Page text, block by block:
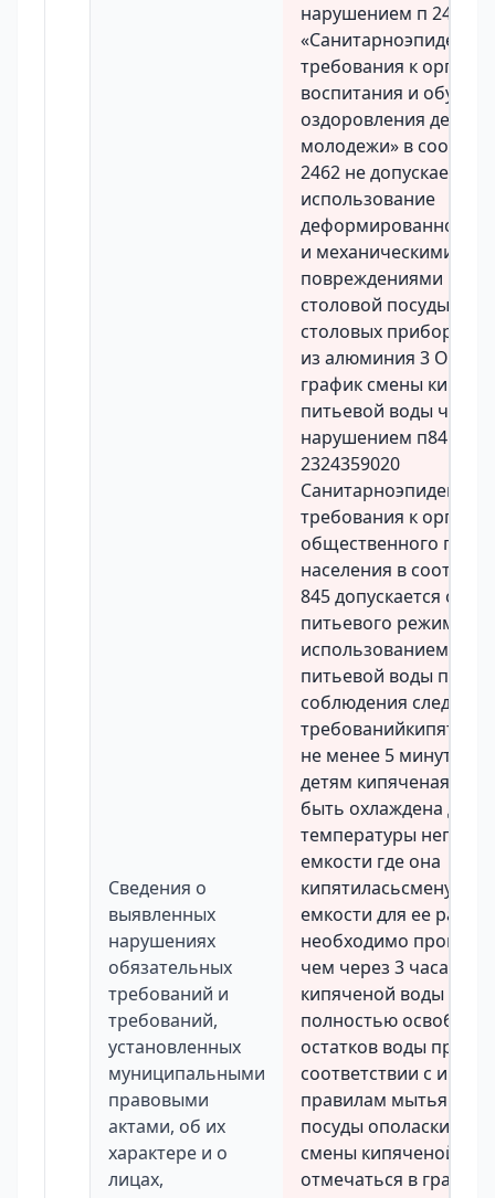
Сведения о
выявленных
нарушениях
обязательных
требований и
требований,
установленных
муниципальными
правовыми
актами, об их
характере и о
лицах,
нарушением п 2462
требования к
воспитания и
оздоровления детей и
молодежи» в
2462 не допускается
использование
деформированной с
и механическими
повреждениями
столовой посуды
столовых приборов
из алюминия 3
график смены
питьевой воды что
нарушением п845
2324359020
требования к
общественного
населения в
845 допускается
питьевого режима с
использованием
питьевой воды при
соблюдения
требованийкипятить
не менее 5 минутдо
детям кипяченая
быть охлаждена до
температуры
емкости где она
кипятиласьсмену
емкости для ее
необходимо
чем через 3 часа
кипяченой воды
полностью
остатков воды
соответствии с
правилам мытья
посуды
смены кипяченой
отмечаться в